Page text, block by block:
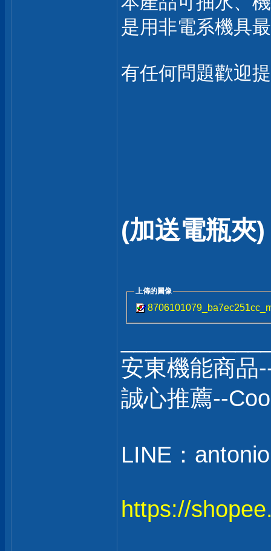
是用非電系機具
有任何問題歡迎
(加送電瓶夾)
上傳的圖像
安東機能商品
誠心推薦--
LINE：
https://